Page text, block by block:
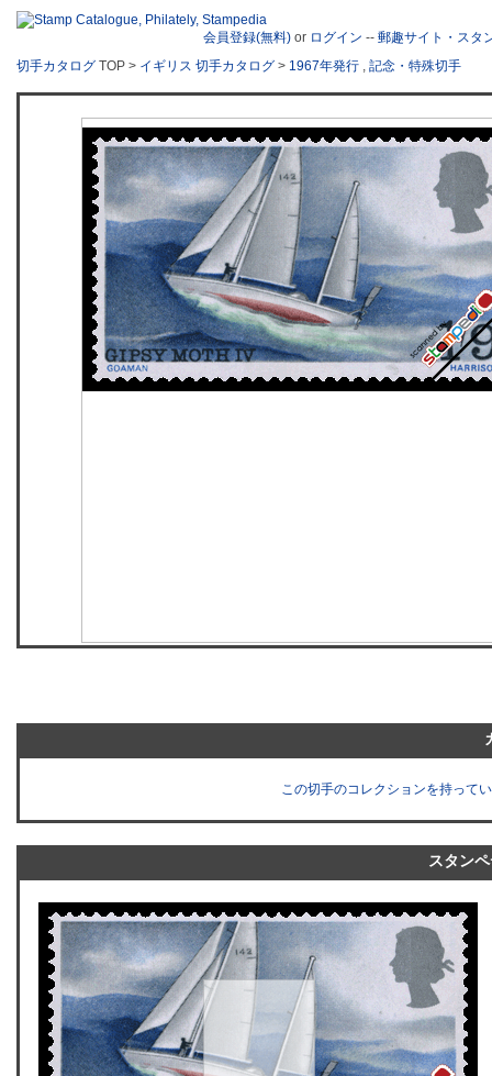
会員登録(無料) or ログイン -- 郵趣サイト・スタ
切手カタログ TOP > イギリス 切手カタログ > 1967年発行 , 記念・特殊切手
この切手のコレクションを持って
スタン